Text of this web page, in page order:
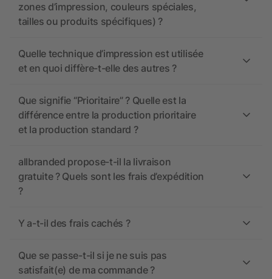
zones d’impression, couleurs spéciales,
tailles ou produits spécifiques) ?
Quelle technique d’impression est utilisée
et en quoi diffère-t-elle des autres ?
Que signifie “Prioritaire” ? Quelle est la
différence entre la production prioritaire
et la production standard ?
allbranded propose-t-il la livraison
gratuite ? Quels sont les frais d’expédition
?
Y a-t-il des frais cachés ?
Que se passe-t-il si je ne suis pas
satisfait(e) de ma commande ?